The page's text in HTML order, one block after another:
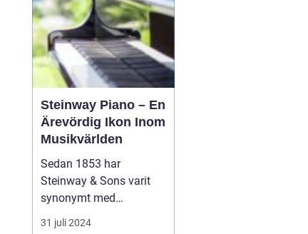
Steinway Piano – En
Ärevördig Ikon Inom
Musikvärlden
Sedan 1853 har
Steinway & Sons varit
synonymt med
enastående hantverk
31 juli 2024